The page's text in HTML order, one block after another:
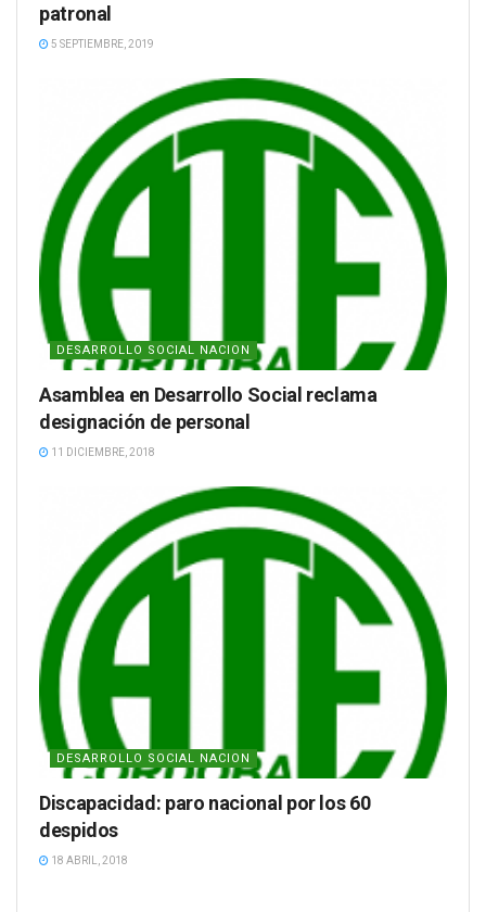
patronal
5 SEPTIEMBRE, 2019
DESARROLLO SOCIAL NACION
Asamblea en Desarrollo Social reclama
designación de personal
11 DICIEMBRE, 2018
DESARROLLO SOCIAL NACION
Discapacidad: paro nacional por los 60
despidos
18 ABRIL, 2018